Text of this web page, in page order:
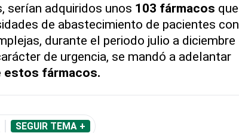
serían adquiridos unos 103 fármacos que
de abastecimiento de pacientes con
durante el periodo julio a diciembre
de urgencia, se mandó a adelantar
estos fármacos.
SEGUIR TEMA +